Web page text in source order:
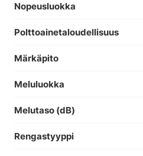
Nopeusluokka
Polttoainetaloudellisuus
Märkäpito
Meluluokka
Melutaso (dB)
Rengastyyppi